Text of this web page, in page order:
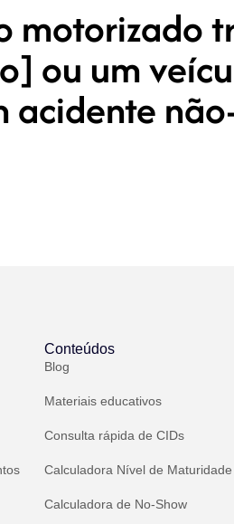
motorizado
ou um
Conteúdos
Blog
Materiais educativos
Consulta rápida de CIDs
Calculadora Nível de Maturidade
Calculadora de No-Show